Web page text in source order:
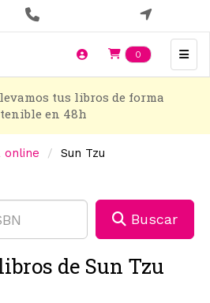
0 Items en
tus libros de forma
en 48h
online Sun Tzu
Buscar
de Sun Tzu